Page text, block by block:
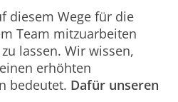
diesem Wege für die
Team mitzuarbeiten
lassen. Wir wissen,
erhöhten
bedeutet. Dafür unseren